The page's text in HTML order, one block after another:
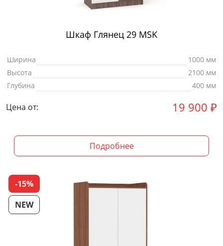
Шкаф Глянец 29 MSK
Ширина
1000 мм
Высота
2100 мм
Глубина
400 мм
Цена от: 19 900 ₽
Подробнее
-15%
NEW